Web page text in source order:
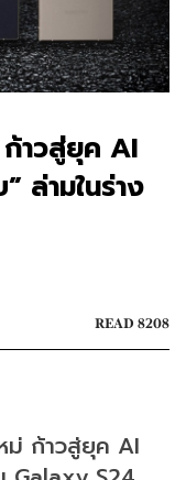
าวสู่ยุค AI
ล่ามในร่าง
READ 8208
ม่ ก้าวสู่ยุค AI